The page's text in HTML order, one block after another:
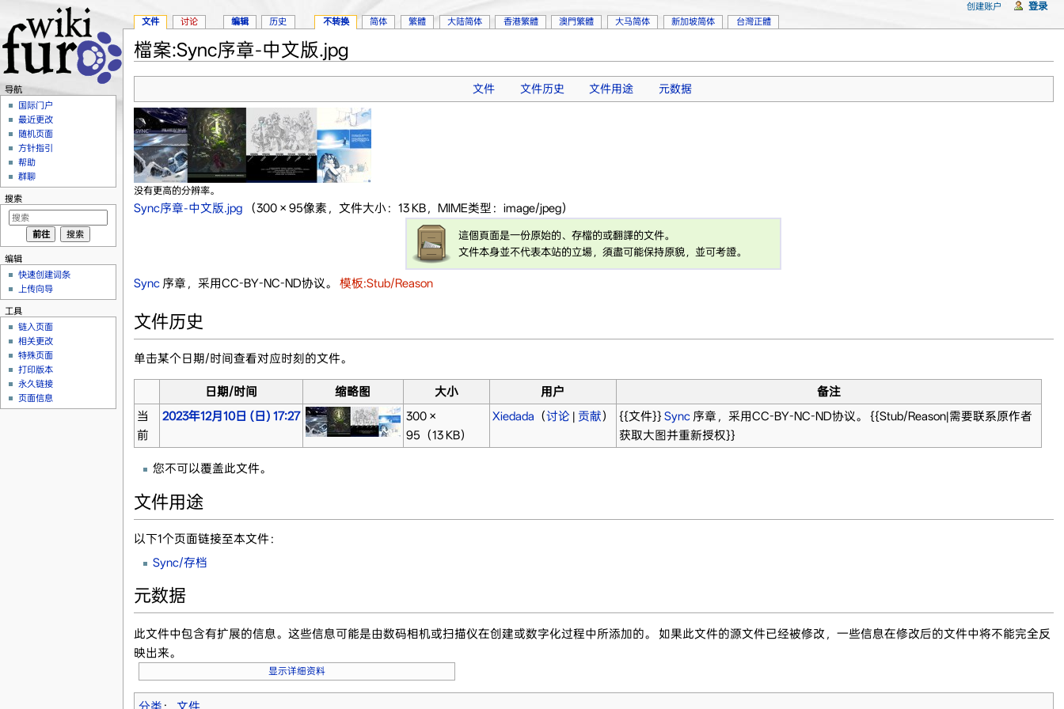
檔案:Sync序章-中文版.jpg
文件 文件历史 文件用途 元数据
没有更高的分辨率。
Sync序章-中文版.jpg‎ （300 × 95像素，文件大小：13 KB，MIME类型：image/jpeg）
這個頁面是一份原始的、存檔的或翻譯的文件。
文件本身並不代表本站的立場，須盡可能保持原貌，並可考證。
Sync序章，采用CC-BY-NC-ND协议。 模板:Stub/Reason
文件历史
单击某个日期/时间查看对应时刻的文件。
日期/时间 缩略图 大小 用户
备注
当
前
2023年12月10日 (日) 17:27
300 ×
95 （13 KB）
Xiedada （讨论| 贡献） {{文件}} Sync序章，采用CC-BY-NC-ND协议。 {{Stub/Reason|需要联系原作者
获取大图并重新授权}}
您不可以覆盖此文件。
文件用途
以下1个页面链接至本文件：
Sync/存档
元数据
此文件中包含有扩展的信息。这些信息可能是由数码相机或扫描仪在创建或数字化过程中所添加的。 如果此文件的源文件已经被修改，一些信息在修改后的文件中将不能完全反
映出来。
显示详细资料
文件 讨论 编辑 历史 不转换 简体 繁體 大陆简体 香港繁體 澳門繁體 大马简体 新加坡简体 台灣正體
创建账户 登录
导航
国际门户
最近更改
随机页面
方针指引
帮助
群聊
搜索
编辑
快速创建词条
上传向导
工具
链入页面
相关更改
特殊页面
打印版本
永久链接
页面信息